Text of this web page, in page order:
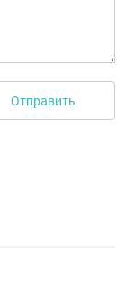
Отправить